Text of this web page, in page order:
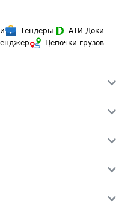
Тендеры
АТИ-Доки
Цепочки грузов